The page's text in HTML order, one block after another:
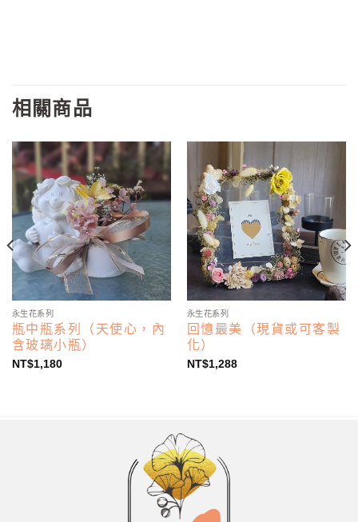
相關商品
永生花系列
瓶中瓶系列（天使心，內
含玻璃小瓶）
NT$1,180
永生花系列
回憶最美（現貨或可客製
化）
NT$1,288